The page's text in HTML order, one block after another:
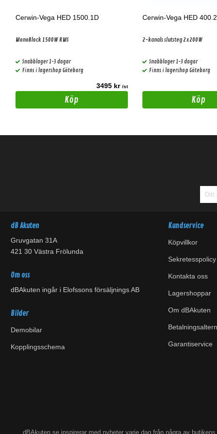
Cerwin-Vega HED 1500.1D
MonoBlock 1500W RMS
Snabblager 1-3 dagar
Finns i lagershop Göteborg
3495 kr /st
Köp
Cerwin-Vega HED 400.2
2-kanals slutsteg 2x200W
Snabblager 1-3 dagar
Finns i lagershop Göteborg
Köp
dB Akuten
Gruvgatan 31A
421 30 Västra Frölunda
Om oss
dBAkuten ingår i Elofssons försäljnings AB
Bilder
Demobilar
Kopplingsschema
Kundservice
Köpvillkor
Sekretesspolicy
Kontakta oss
Lagershoppar
Om dBAkuten
Garantiservice
dBAkuten.se inspirerar med nyheter varje dag från några av